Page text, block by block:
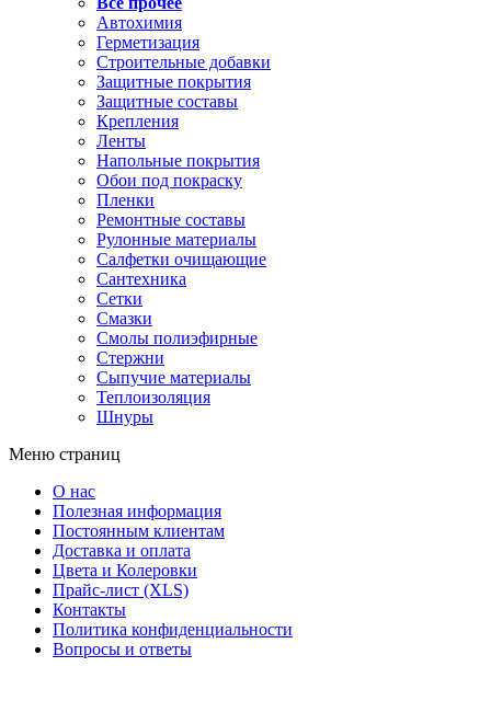
Автохимия
Герметизация
Строительные добавки
Защитные покрытия
Защитные составы
Крепления
Ленты
Напольные покрытия
Обои под покраску
Пленки
Ремонтные составы
Рулонные материалы
Салфетки очищающие
Сантехника
Сетки
Смазки
Смолы полиэфирные
Стержни
Сыпучие материалы
Теплоизоляция
Шнуры
Меню страниц
О нас
Полезная информация
Постоянным клиентам
Доставка и оплата
Цвета и Колеровки
Прайс-лист (XLS)
Контакты
Политика конфиденциальности
Вопросы и ответы